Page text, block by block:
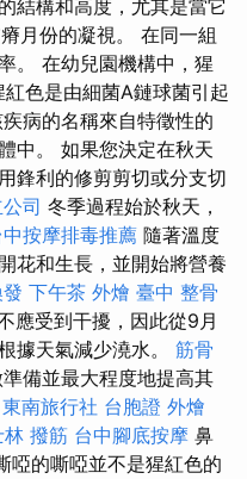
結構和高度，尤其是當它
月份的凝視。 在同一組
。 在幼兒園機構中，猩
色是由細菌A鏈球菌引起
病的名稱來自特徵性的
中。 如果您決定在秋天
鋒利的修剪剪切或分支切
司 冬季過程始於秋天，
中按摩排毒推薦 隨著溫度
花和生長，並開始將營養
下午茶 外燴 臺中 整骨
應受到干擾，因此從9月
據天氣減少澆水。 筋骨
備並最大程度地提高其
東南旅行社 台胞證 外燴
林 撥筋 台中腳底按摩 鼻
啞的嘶啞並不是猩紅色的